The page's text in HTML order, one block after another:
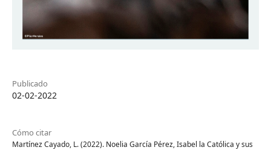
Publicado
02-02-2022
Cómo citar
Martínez Cayado, L. (2022). Noelia García Pérez, Isabel la Católica y sus